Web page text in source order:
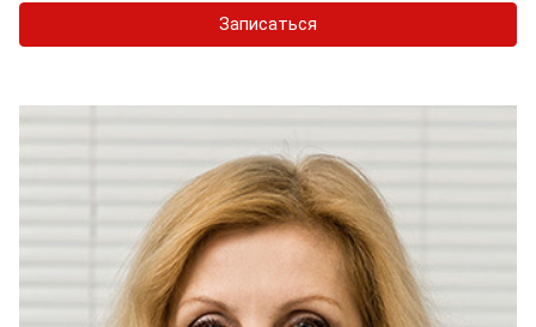
Записаться